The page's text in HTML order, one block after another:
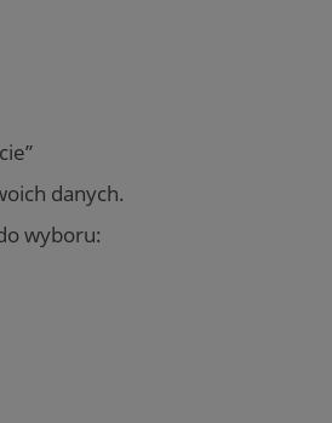
danych.
wyboru: